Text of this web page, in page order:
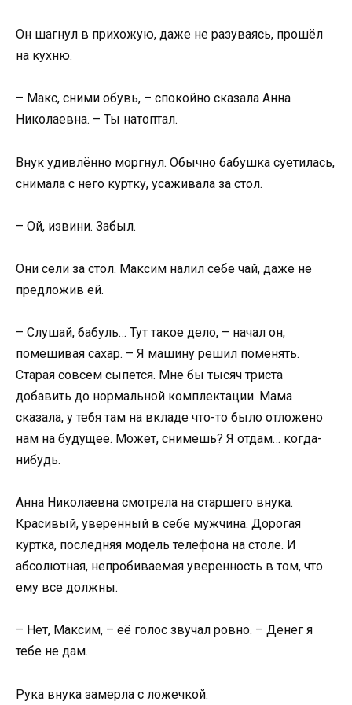
Он шагнул в прихожую, даже не разуваясь, прошёл
на кухню.
– Макс, сними обувь, – спокойно сказала Анна
Николаевна. – Ты натоптал.
Внук удивлённо моргнул. Обычно бабушка суетилась,
снимала с него куртку, усаживала за стол.
– Ой, извини. Забыл.
Они сели за стол. Максим налил себе чай, даже не
предложив ей.
– Слушай, бабуль… Тут такое дело, – начал он,
помешивая сахар. – Я машину решил поменять.
Старая совсем сыпется. Мне бы тысяч триста
добавить до нормальной комплектации. Мама
сказала, у тебя там на вкладе что-то было отложено
нам на будущее. Может, снимешь? Я отдам… когда-
нибудь.
Анна Николаевна смотрела на старшего внука.
Красивый, уверенный в себе мужчина. Дорогая
куртка, последняя модель телефона на столе. И
абсолютная, непробиваемая уверенность в том, что
ему все должны.
– Нет, Максим, – её голос звучал ровно. – Денег я
тебе не дам.
Рука внука замерла с ложечкой.